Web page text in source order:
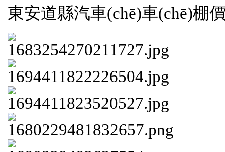
東安道縣汽車(chē)車(chē)棚